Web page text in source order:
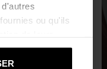
ou qu'ils